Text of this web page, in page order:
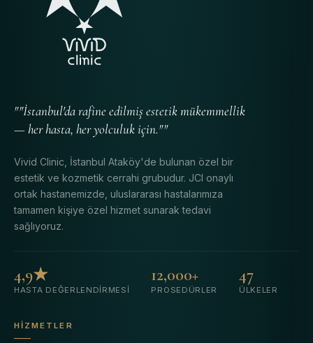
""İstanbul'da rafine edilmiş estetik mükemmellik
— her hasta, her yolculuk için.""
Vivid Clinic, İstanbul Ataköy'de bulunan özel bir
estetik ve kozmetik cerrahi grubudur. JCI onaylı
ortak hastanemizde, uluslararası hastalarımıza
tamamen kişiye özel hizmet sunarak tedavi
sağlıyoruz.
4,9★
HASTA DEĞERLENDIRMESI
12,000+
PROSEDÜRLER
47
ÜLKELER
HIZMETLER